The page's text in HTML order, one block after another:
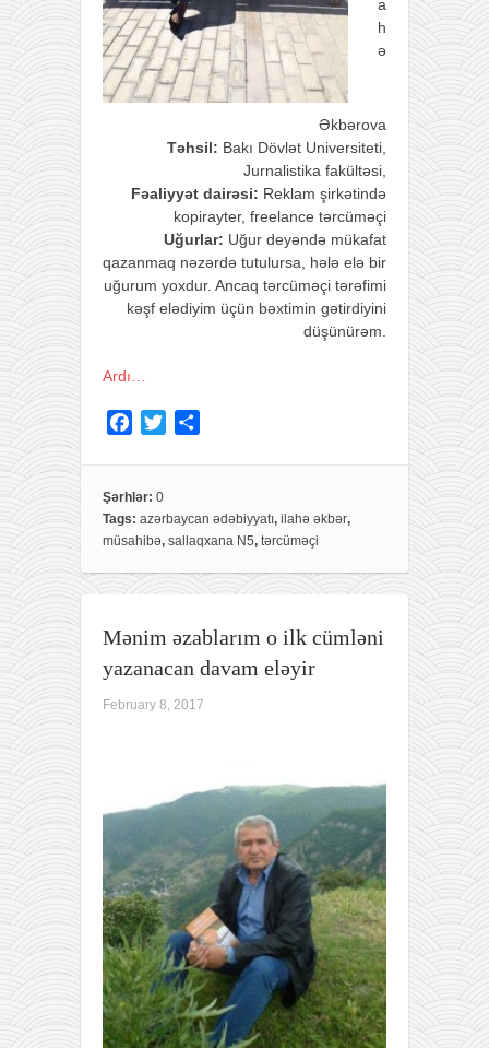
a
h
ə
Əkbərova
Təhsil: Bakı Dövlət Universiteti,
Jurnalistika fakültəsi
Fəaliyyət dairəsi: Reklam şirkətində
kopirayter, freelance tərcüməçi
Uğurlar: Uğur deyəndə mükafat
qazanmaq nəzərdə tutulursa, hələ elə bir
uğurum yoxdur. Ancaq tərcüməçi tərəfimi
kəşf elədiyim üçün bəxtimin gətirdiyini
düşünürəm.
Ardı…
e
b
o
o
k
t
e
r
e
Şərhlər: 0
Tags: azərbaycan ədəbiyyatı, ilahə əkbər,
müsahibə, sallaqxana N5, tərcüməçi
Mənim əzablarım o ilk cümləni
yazanacan davam eləyir
February 8, 2017